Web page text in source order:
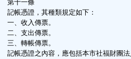
第十一條
記帳憑證，其種類規定如下：
一、收入傳票。
二、支出傳票。
三、轉帳傳票。
記帳憑證之內容，應包括本市社福財團